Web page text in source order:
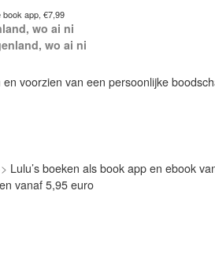
book app, €7,99
wo ai ni
wo ai ni
voorzien van een persoonlijke
Lulu’s boeken als book app en ebook
vanaf 5,95 euro